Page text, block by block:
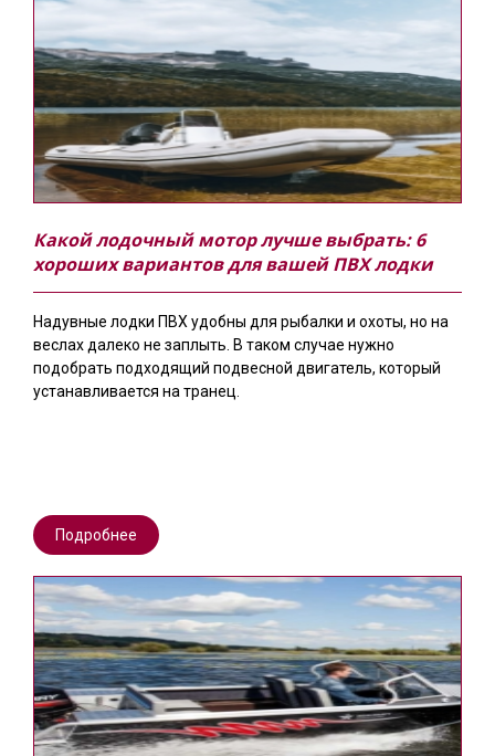
Какой лодочный мотор лучше выбрать: 6
хороших вариантов для вашей ПВХ лодки
Надувные лодки ПВХ удобны для рыбалки и охоты, но на
веслах далеко не заплыть. В таком случае нужно
подобрать подходящий подвесной двигатель, который
устанавливается на транец.
Подробнее